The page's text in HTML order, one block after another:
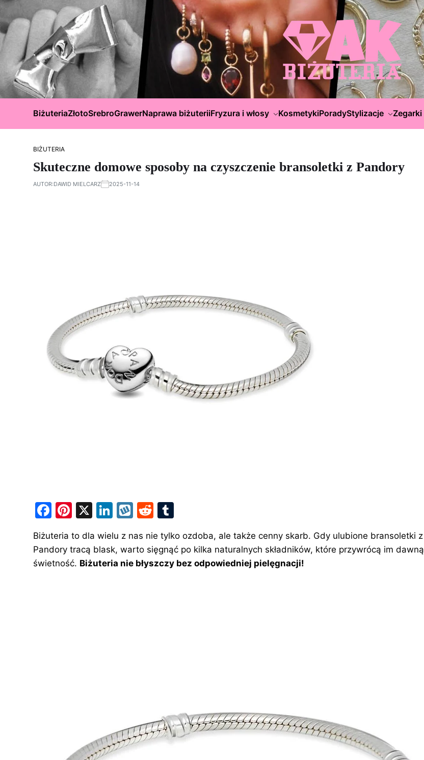
BiżuteriaZłotoSrebroGrawerNaprawa biżuteriiFryzura i włosy KosmetykiPoradyStylizacje Zegarki
BIŻUTERIA
Skuteczne domowe sposoby na czyszczenie bransoletki z Pandory
AUTOR:DAWID MIELCARZ 2025-11-14
F
c
e
Pi
er
e
X
Li
k
e
W
k
o
R
d
di
m
bl
Biżuteria to dla wielu z nas nie tylko ozdoba, ale także cenny skarb. Gdy ulubione bransoletki z
Pandory tracą blask, warto sięgnąć po kilka naturalnych składników, które przywrócą im dawną
świetność. Biżuteria nie błyszczy bez odpowiedniej pielęgnacji!